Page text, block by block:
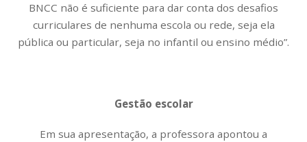
BNCC não é suficiente para dar conta dos desafios
curriculares de nenhuma escola ou rede, seja ela
pública ou particular, seja no infantil ou ensino médio”.
Gestão escolar
Em sua apresentação, a professora apontou a